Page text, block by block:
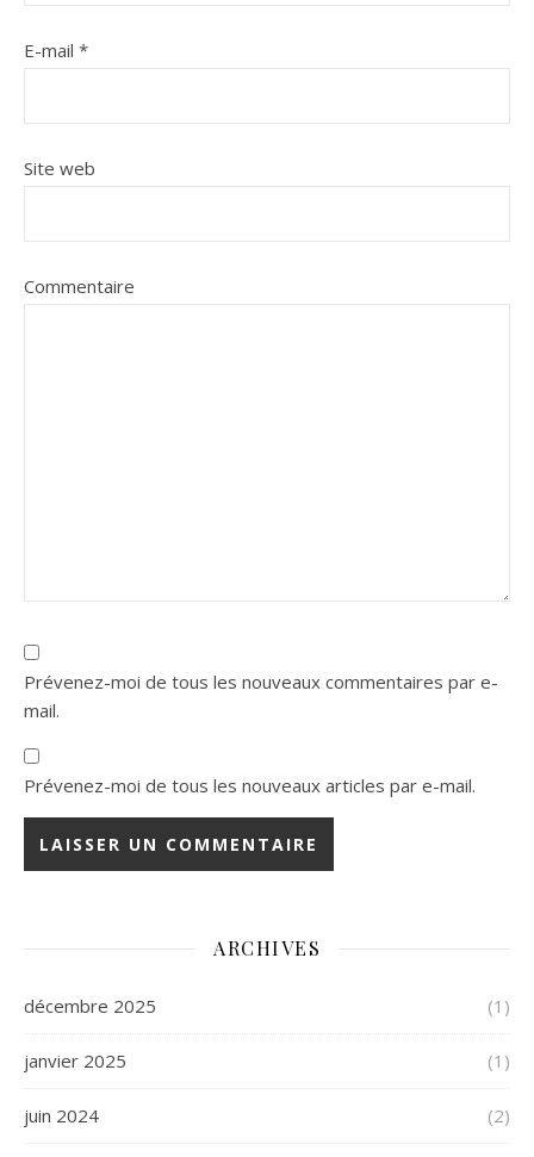
E-mail *
Site web
Commentaire
Prévenez-moi de tous les nouveaux commentaires par e-
mail.
Prévenez-moi de tous les nouveaux articles par e-mail.
ARCHIVES
décembre 2025 (1)
janvier 2025 (1)
juin 2024 (2)